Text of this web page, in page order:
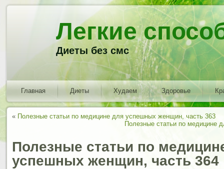
Легкие
Диеты без смс
Главная Диеты Худаем Здоровье
« Полезные статьи по медицине для успешных женщин, часть 363
Полезные статьи по медицине
Полезные статьи по
успешных женщин, часть 364